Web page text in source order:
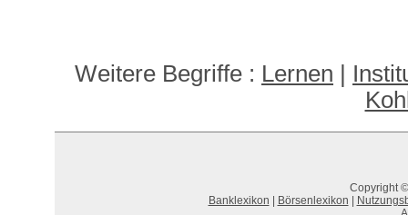
Weitere Begriffe : Lernen
Copyright
Banklexikon
Börsenlexikon